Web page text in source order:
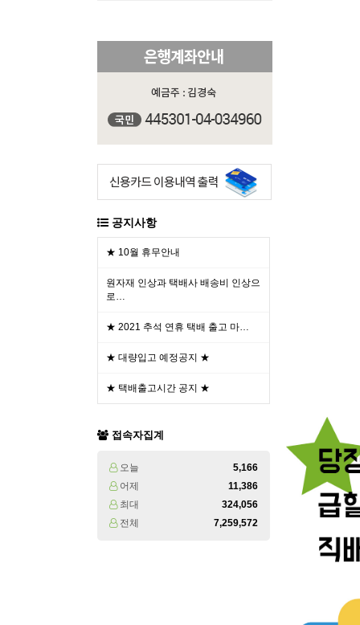
공지사항
★ 10월 휴무안내
원자재 인상과 택배사 배송비 인상으
로…
★ 2021 추석 연휴 택배 출고 마…
★ 대량입고 예정공지 ★
★ 택배출고시간 공지 ★
접속자집계
오늘
5,166
어제
11,386
최대
324,056
전체
7,259,572